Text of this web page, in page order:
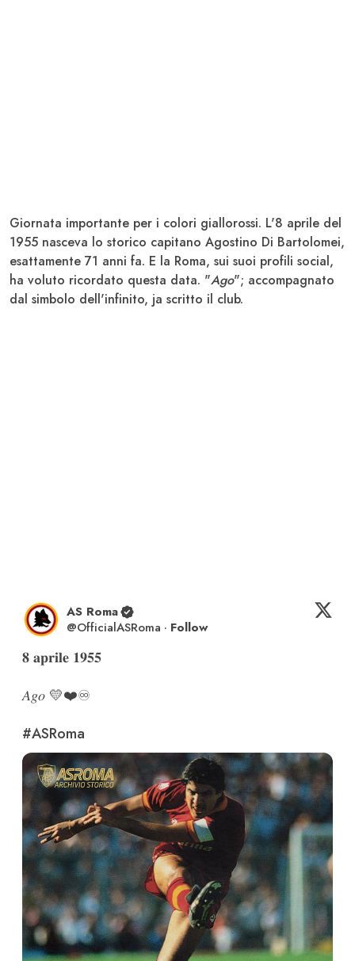
Giornata importante per i colori giallorossi. L'8 aprile del
1955 nasceva lo storico capitano Agostino Di Bartolomei,
esattamente 71 anni fa. E la Roma, sui suoi profili social,
ha voluto ricordato questa data. "Ago"; accompagnato
dal simbolo dell'infinito, ja scritto il club.
AS Roma
@OfficialASRoma · Follow
𝟖 𝐚𝐩𝐫𝐢𝐥𝐞 𝟏𝟗𝟓𝟓
𝐴𝑔𝑜 💛❤️♾️
#ASRoma